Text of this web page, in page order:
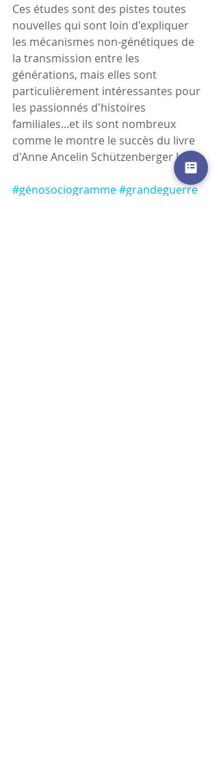
Ces études sont des pistes toutes
nouvelles qui sont loin d'expliquer
les mécanismes non-génétiques de
la transmission entre les
générations, mais elles sont
particulièrement intéressantes pour
les passionnés d'histoires
familiales...et ils sont nombreux
comme le montre le succès du livre
d'Anne Ancelin Schützenberger !
#génosociogramme#grandeguerre